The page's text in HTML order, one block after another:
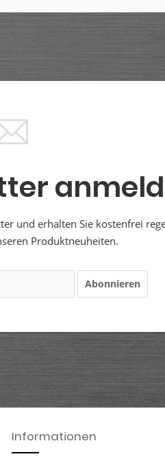
und erhalten Sie kostenfrei
Produktneuheiten.
Abonnieren
Informationen